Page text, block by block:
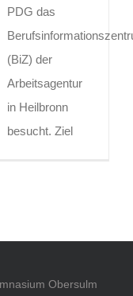
PDG das
(BiZ) der
Arbeitsagentur
in Heilbronn
besucht. Ziel
Obersulm